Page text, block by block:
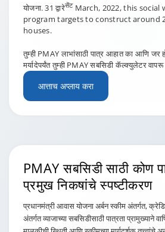
योजना. 31 द्वारेसेंट March, 2022, this social
program targets to construct around
houses.
तुम्ही PMAY लाभांसाठी पात्र आहात का आणि जर
मर्यादेपर्यंत तुम्ही PMAY सबसिडी कॅल्क्युलेटर
आत्ताच अप्लाय करा
PMAY सबसिडी साठी कोण
प्रमुख निकषांचे स्पष्टीकरण
प्रधानमंत्री आवास योजना अर्बन स्कीम अंतर्गत,
अंतर्गत व्याजाच्या सबसिडीसाठी पात्रता प्रामुख्याने